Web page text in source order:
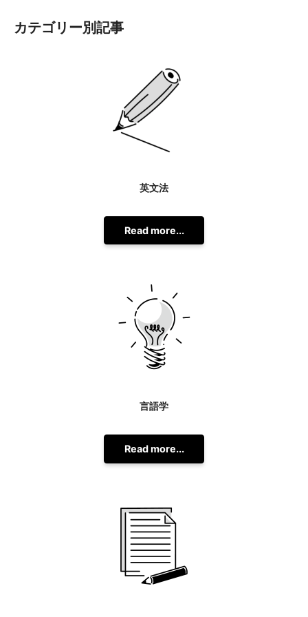
カテゴリー別記事
英文法
Read more...
言語学
Read more...